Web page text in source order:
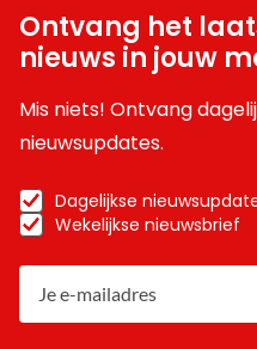
Ontvang het
nieuws in jouw
Mis niets! Ontvang
nieuwsupdates.
Dagelijkse
Wekelijkse nieuwsbrief